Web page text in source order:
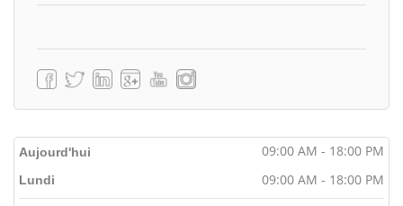
Aujourd'hui 09:00 AM - 18:00 PM
Lundi 09:00 AM - 18:00 PM